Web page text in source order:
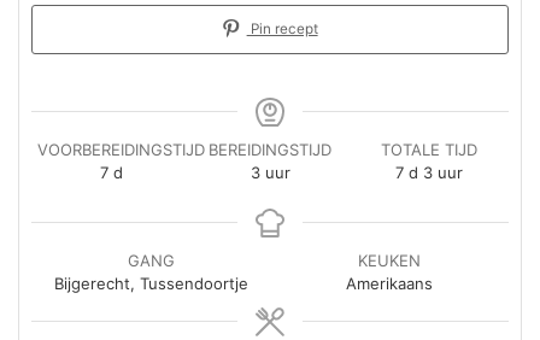
Pin recept
VOORBEREIDINGSTIJD
7dagen
d
BEREIDINGSTIJD
3uur
uur
TOTALE TIJD
7dagen
d 3uur
uur
GANG
Bijgerecht, Tussendoortje
KEUKEN
Amerikaans